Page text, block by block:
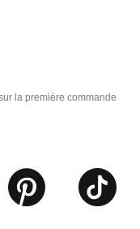
la première commande